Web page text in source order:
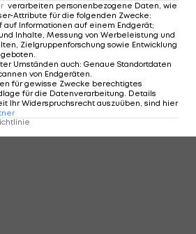
verarbeiten personenbezogene Daten, wie
Attribute für die folgenden Zwecke:
auf Informationen auf einem Endgerät;
Inhalte, Messung von Werbeleistung und
Zielgruppenforschung sowie Entwicklung
.
Umständen auch: Genaue Standortdaten
von Endgeräten.
für gewisse Zwecke berechtigtes
für die Datenverarbeitung. Details
Ihr Widerspruchsrecht auszuüben, sind hier